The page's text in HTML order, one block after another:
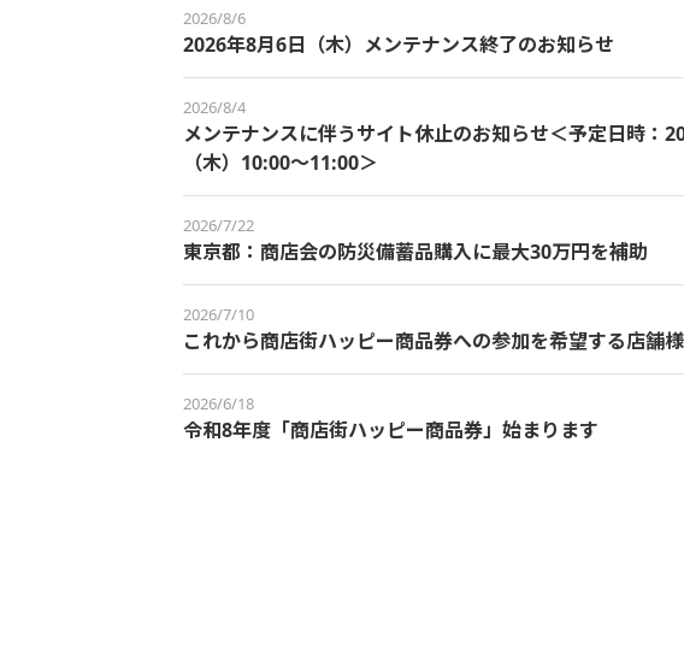
2026/8/6
2026年8月6日（木）メンテナンス終了のお知らせ
2026/8/4
メンテナンスに伴うサイト休止のお知らせ＜予定日時：
（木）10:00～11:00＞
2026/7/22
東京都：商店会の防災備蓄品購入に最大30万円を補助
2026/7/10
これから商店街ハッピー商品券への参加を希望する店舗
2026/6/18
令和8年度「商店街ハッピー商品券」始まります